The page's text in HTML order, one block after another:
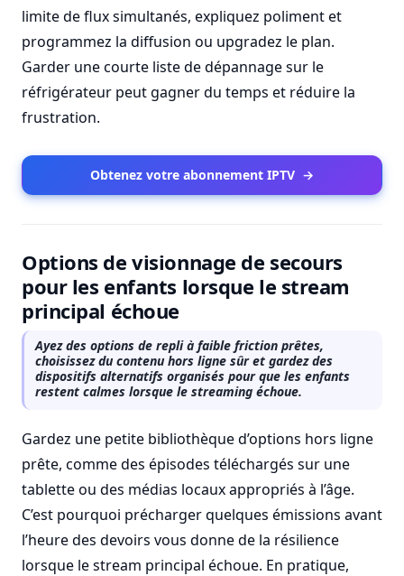
limite de flux simultanés, expliquez poliment et
programmez la diffusion ou upgradez le plan.
Garder une courte liste de dépannage sur le
réfrigérateur peut gagner du temps et réduire la
frustration.
Obtenez votre abonnement IPTV →
Options de visionnage de secours
pour les enfants lorsque le stream
principal échoue
Ayez des options de repli à faible friction prêtes,
choisissez du contenu hors ligne sûr et gardez des
dispositifs alternatifs organisés pour que les enfants
restent calmes lorsque le streaming échoue.
Gardez une petite bibliothèque d’options hors ligne
prête, comme des épisodes téléchargés sur une
tablette ou des médias locaux appropriés à l’âge.
C’est pourquoi précharger quelques émissions avant
l’heure des devoirs vous donne de la résilience
lorsque le stream principal échoue. En pratique,